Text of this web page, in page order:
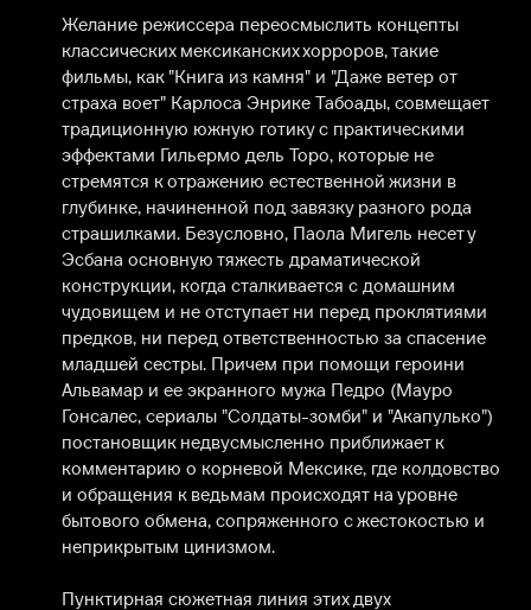
Желание режиссера переосмыслить концепты
классических мексиканских хорроров, такие
фильмы, как "Книга из камня" и "Даже ветер от
страха воет" Карлоса Энрике Табоады, совмещает
традиционную южную готику с практическими
эффектами Гильермо дель Торо, которые не
стремятся к отражению естественной жизни в
глубинке, начиненной под завязку разного рода
страшилками. Безусловно, Паола Мигель несет у
Эсбана основную тяжесть драматической
конструкции, когда сталкивается с домашним
чудовищем и не отступает ни перед проклятиями
предков, ни перед ответственностью за спасение
младшей сестры. Причем при помощи героини
Альвамар и ее экранного мужа Педро (Мауро
Гонсалес, сериалы "Солдаты-зомби" и "Акапулько")
постановщик недвусмысленно приближает к
комментарию о корневой Мексике, где колдовство
и обращения к ведьмам происходят на уровне
бытового обмена, сопряженного с жестокостью и
неприкрытым цинизмом.
Пунктирная сюжетная линия этих двух